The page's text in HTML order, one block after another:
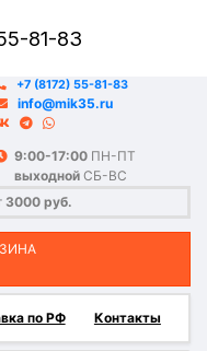
81-83
3000 руб.
+7 (8172) 55-81-83
info@mik35.ru
9:00-17:00 ПН-ПТ
выходной СБ-ВС
по РФ Контакты